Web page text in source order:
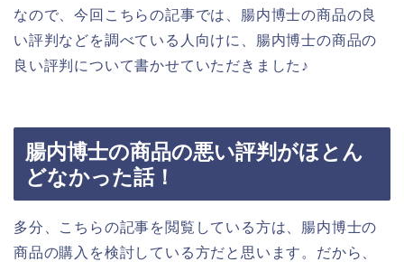
なので、今回こちらの記事では、腸内博士の商品の良
い評判などを調べている人向けに、腸内博士の商品の
良い評判について書かせていただきました♪
腸内博士の商品の悪い評判がほとん
どなかった話！
多分、こちらの記事を閲覧している方は、腸内博士の
商品の購入を検討している方だと思います。だから、